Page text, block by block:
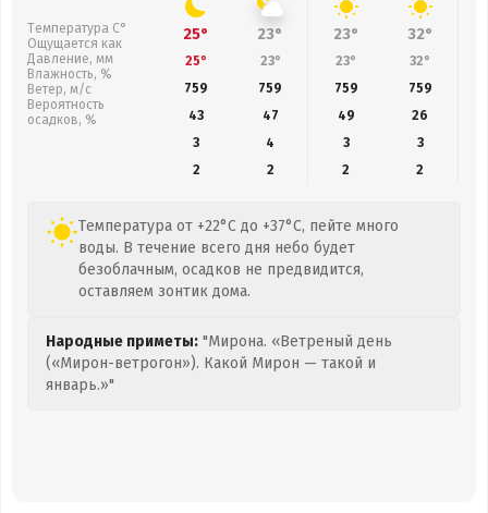
Температура С°
Ощущается как
Давление, мм
Влажность, %
Ветер, м/с
Вероятность
осадков, %
25° 23° 23° 32°
25° 23° 23° 32°
759
759 759 759
43
47 49
26
3
4 3
3
2
2 2 2
Температура от +22°C до +37°C, пейте много
воды. В течение всего дня небо будет
безоблачным, осадков не предвидится,
оставляем зонтик дома.
Народные приметы: "Мирона. «Ветреный день
(«Мирон-ветрогон»). Какой Мирон — такой и
январь.»"